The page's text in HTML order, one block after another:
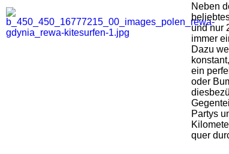
Neben
und nur
immer
Dazu
ein
oder
Partys
quer